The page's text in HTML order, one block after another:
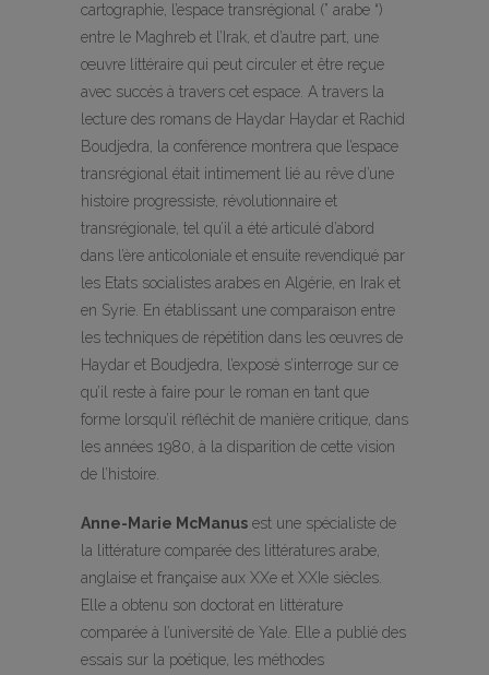
cartographie, l’espace transrégional (” arabe “)
entre le Maghreb et l’Irak, et d’autre part, une
œuvre littéraire qui peut circuler et être reçue
avec succès à travers cet espace. A travers la
lecture des romans de Haydar Haydar et Rachid
Boudjedra, la conférence montrera que l’espace
transrégional était intimement lié au rêve d’une
histoire progressiste, révolutionnaire et
transrégionale, tel qu’il a été articulé d’abord
dans l’ère anticoloniale et ensuite revendiqué par
les Etats socialistes arabes en Algérie, en Irak et
en Syrie. En établissant une comparaison entre
les techniques de répétition dans les œuvres de
Haydar et Boudjedra, l’exposé s’interroge sur ce
qu’il reste à faire pour le roman en tant que
forme lorsqu’il réfléchit de manière critique, dans
les années 1980, à la disparition de cette vision
de l’histoire.
Anne-Marie McManus est une spécialiste de
la littérature comparée des littératures arabe,
anglaise et française aux XXe et XXIe siècles.
Elle a obtenu son doctorat en littérature
comparée à l’université de Yale. Elle a publié des
essais sur la poétique, les méthodes